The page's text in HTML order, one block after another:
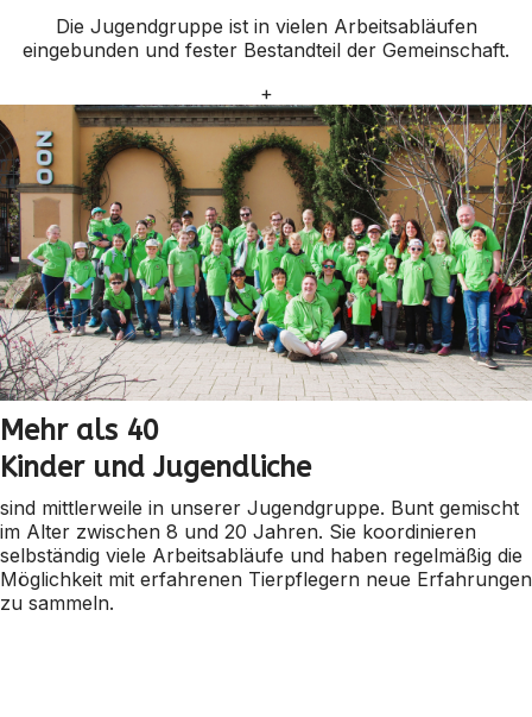
Die Jugendgruppe ist in vielen Arbeitsabläufen
eingebunden und fester Bestandteil der Gemeinschaft.
+
Mehr als 40
Kinder und Jugendliche
sind mittlerweile in unserer Jugendgruppe. Bunt gemischt
im Alter zwischen 8 und 20 Jahren. Sie koordinieren
selbständig viele Arbeitsabläufe und haben regelmäßig die
Möglichkeit mit erfahrenen Tierpflegern neue Erfahrungen
zu sammeln.